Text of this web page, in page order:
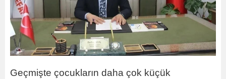
Geçmişte çocukların daha çok küçük